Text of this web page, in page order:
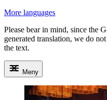
More languages
Please bear in mind, since the
generated translation, we do
the text.
Meny